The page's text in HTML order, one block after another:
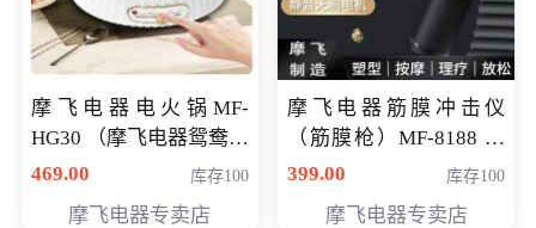
摩飞电器电火锅MF-
HG30 （摩飞电器鸳鸯锅
MF-HG30 ） 会员专享价
469.00 库存100
摩飞电器专卖店
摩飞电器筋膜冲击仪
（筋膜枪）MF-8188 会
员专享价268元
399.00 库存100
摩飞电器专卖店